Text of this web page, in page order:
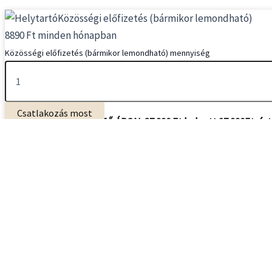
Június 21-ig – BEVEZETŐ ÁRON: 37.990 Ft helyett 27.990Ft-
Közösségi előfizetés (bármikor lemondható)
8890Ftminden hónapban
Közösségi előfizetés (bármikor lemondható) mennyiség
Csatlakozás most